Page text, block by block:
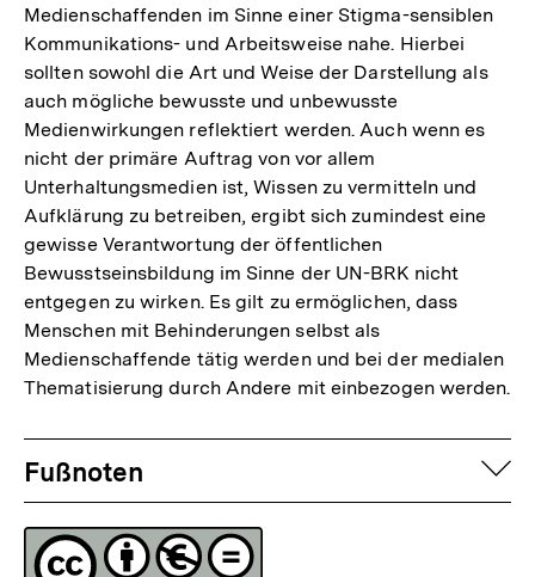
Medienschaffenden im Sinne einer Stigma-sensiblen
Kommunikations- und Arbeitsweise nahe. Hierbei
sollten sowohl die Art und Weise der Darstellung als
auch mögliche bewusste und unbewusste
Medienwirkungen reflektiert werden. Auch wenn es
nicht der primäre Auftrag von vor allem
Unterhaltungsmedien ist, Wissen zu vermitteln und
Aufklärung zu betreiben, ergibt sich zumindest eine
gewisse Verantwortung der öffentlichen
Bewusstseinsbildung im Sinne der UN-BRK nicht
entgegen zu wirken. Es gilt zu ermöglichen, dass
Menschen mit Behinderungen selbst als
Medienschaffende tätig werden und bei der medialen
Thematisierung durch Andere mit einbezogen werden.
Fussnoten
Fußnoten
Lizenz